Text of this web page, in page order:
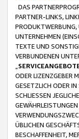
DAS
PARTNER-LINKS,
PRODUKTWERBUNG,
UNTERNEHMEN
TEXTE UND
VERBUNDENEN
ODER LIZENZGEBER
GESETZLICH ODER
SCHLIESSEN
ÜBLICHEN
BESCHAFFENHEIT,